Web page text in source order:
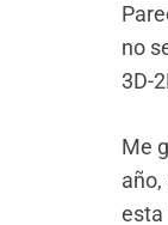
no
3D-
Me
esta